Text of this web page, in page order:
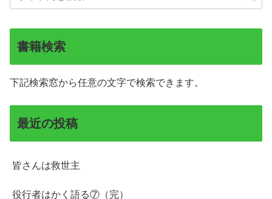
書籍検索
下記検索窓から任意の文字で検索できます。
最近の投稿
皆さんは救世主
役行者はかく語る⑦（完）